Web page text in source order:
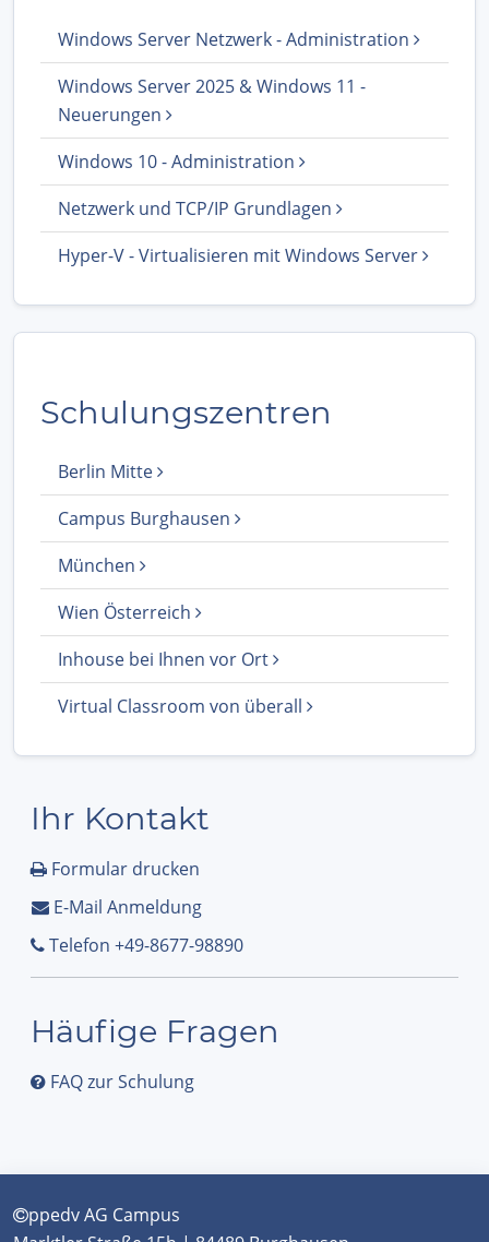
Windows Server Netzwerk - Administration
Windows Server 2025 & Windows 11 -
Neuerungen
Windows 10 - Administration
Netzwerk und TCP/IP Grundlagen
Hyper-V - Virtualisieren mit Windows Server
Schulungszentren
Berlin Mitte
Campus Burghausen
München
Wien Österreich
Inhouse bei Ihnen vor Ort
Virtual Classroom von überall
Ihr Kontakt
Formular drucken
E-Mail Anmeldung
Telefon +49-8677-98890
Häufige Fragen
FAQ zur Schulung
ppedv AG Campus